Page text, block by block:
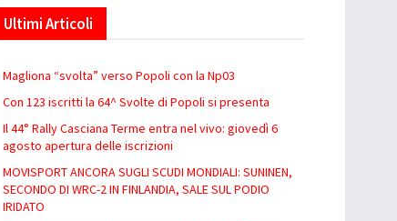
Ultimi Articoli
Magliona “svolta” verso Popoli con la Np03
Con 123 iscritti la 64^ Svolte di Popoli si presenta
Il 44° Rally Casciana Terme entra nel vivo: giovedì 6
agosto apertura delle iscrizioni
MOVISPORT ANCORA SUGLI SCUDI MONDIALI: SUNINEN,
SECONDO DI WRC-2 IN FINLANDIA, SALE SUL PODIO
IRIDATO